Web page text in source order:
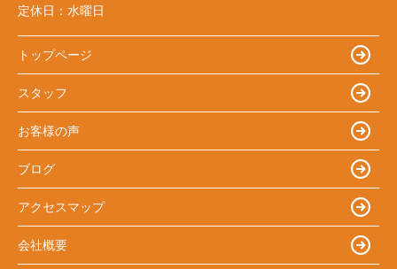
定休日： 水曜日
トップページ
スタッフ
お客様の声
ブログ
アクセスマップ
会社概要